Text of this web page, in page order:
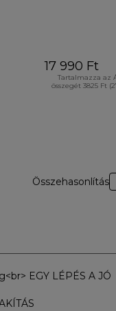
17 990 Ft
Tartalmazza az
összegét 3825 Ft
Összehasonlítás
EGY LÉPÉS A JÓ